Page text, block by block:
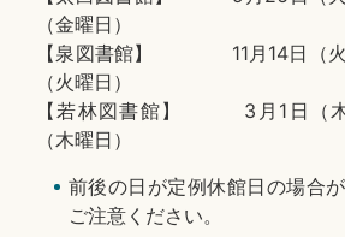
（金曜日）
【泉図書館】 11月14日（火
（火曜日）
【若林図書館】 3月1日（木
（木曜日）
前後の日が定例休館日の場合が
ご注意ください。